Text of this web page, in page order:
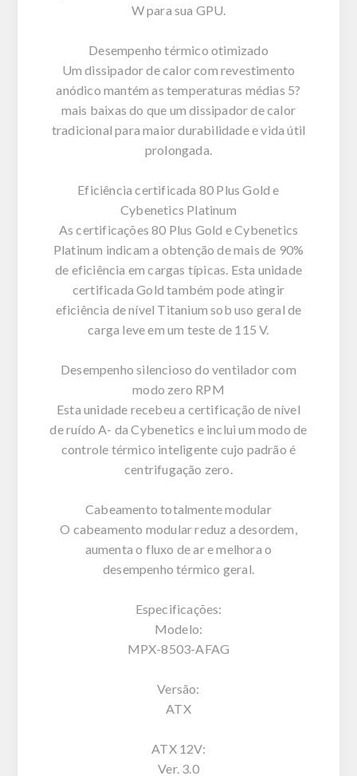
W para sua GPU.
Desempenho térmico otimizado
Um dissipador de calor com revestimento
anódico mantém as temperaturas médias 5?
mais baixas do que um dissipador de calor
tradicional para maior durabilidade e vida útil
prolongada.
Eficiência certificada 80 Plus Gold e
Cybenetics Platinum
As certificações 80 Plus Gold e Cybenetics
Platinum indicam a obtenção de mais de 90%
de eficiência em cargas típicas. Esta unidade
certificada Gold também pode atingir
eficiência de nível Titanium sob uso geral de
carga leve em um teste de 115 V.
Desempenho silencioso do ventilador com
modo zero RPM
Esta unidade recebeu a certificação de nível
de ruído A- da Cybenetics e inclui um modo de
controle térmico inteligente cujo padrão é
centrifugação zero.
Cabeamento totalmente modular
O cabeamento modular reduz a desordem,
aumenta o fluxo de ar e melhora o
desempenho térmico geral.
Especificações:
Modelo:
MPX-8503-AFAG
Versão:
ATX
ATX 12V:
Ver. 3.0